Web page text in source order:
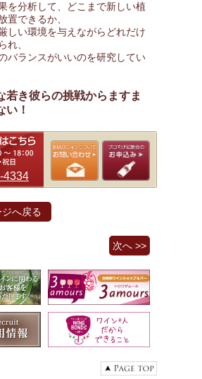
を分析して、どこまで新しい植
置できるか、
しい環境を与えながらどれだけ
れ、
バランスがいいのを研究してい
若き彼らの挑戦からますま
い！
4334
へ戻る
次へ >>